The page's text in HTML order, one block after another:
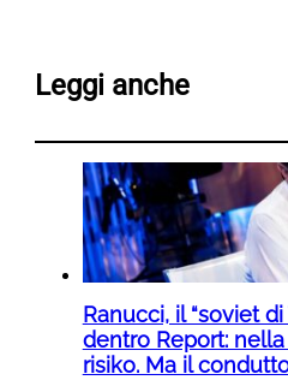
Leggi anche
Ranucci, il “soviet
dentro Report:
risiko. Ma il